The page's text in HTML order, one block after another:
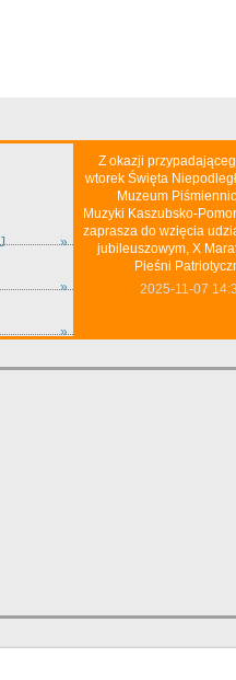
»
»
»
Z okazji
wtorek Święta
Muzeum
Muzyki Kaszubsko-
zaprasza do wzięcia
jubileuszowym, X
Pieśni
2025-11-07